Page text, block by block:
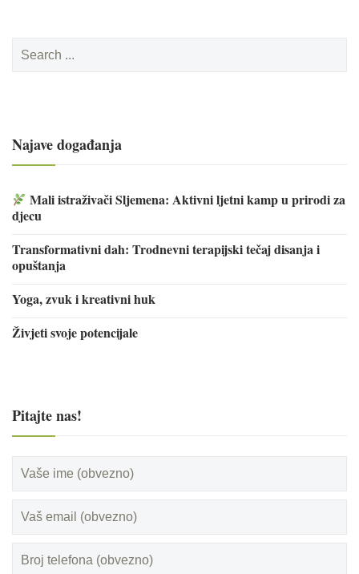
for:
Najave događanja
Mali istraživači Sljemena: Aktivni ljetni kamp u prirodi za
djecu
Transformativni dah: Trodnevni terapijski tečaj disanja i
opuštanja
Yoga, zvuk i kreativni huk
Živjeti svoje potencijale
Pitajte nas!